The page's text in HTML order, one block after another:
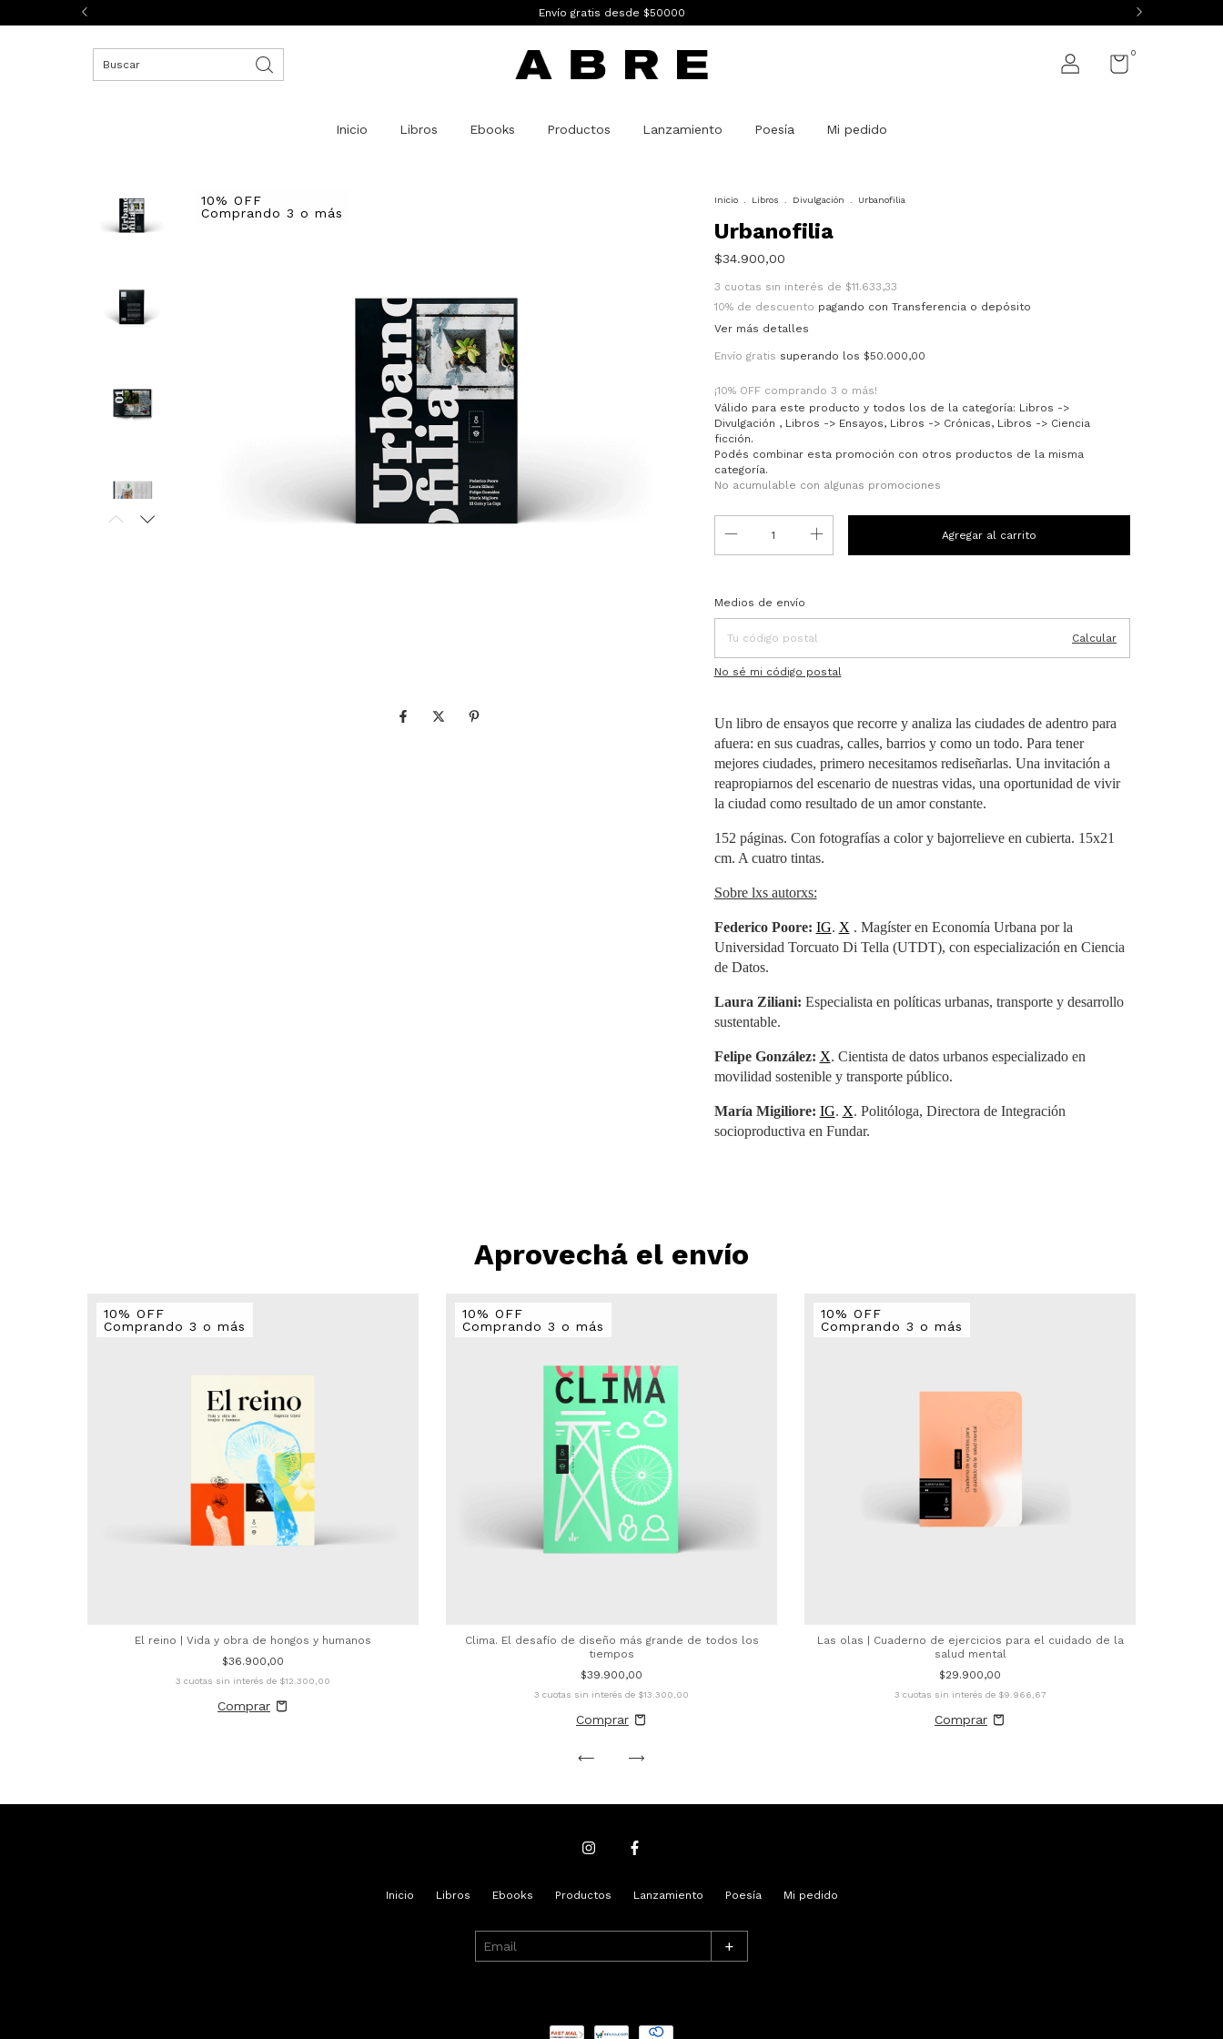
Envío gratis desde $50000
0
Inicio Libros Ebooks Productos Lanzamiento Poesía Mi pedido
10% OFF
Comprando 3 o más
Inicio Libros Divulgación Urbanofilia
Urbanofilia
$34.900,00
3 cuotas sin interés de $11.633,33
10% de descuento pagando con Transferencia o depósito
Ver más detalles
Envío gratis superando los $50.000,00
¡10% OFF comprando 3 o más!
Válido para este producto y todos los de la categoría: Libros ->
Divulgación , Libros -> Ensayos, Libros -> Crónicas, Libros -> Ciencia
ficción.
Podés combinar esta promoción con otros productos de la misma
categoría.
No acumulable con algunas promociones
Entregas para el CP:
Medios de envío
Calcular
No sé mi código postal
Un libro de ensayos que recorre y analiza las ciudades de adentro para
afuera: en sus cuadras, calles, barrios y como un todo. Para tener
mejores ciudades, primero necesitamos rediseñarlas. Una invitación a
reapropiarnos del escenario de nuestras vidas, una oportunidad de vivir
la ciudad como resultado de un amor constante.
152 páginas. Con fotografías a color y bajorrelieve en cubierta. 15x21
cm. A cuatro tintas.
Sobre lxs autorxs:
Federico Poore: IG. X . Magíster en Economía Urbana por la
Universidad Torcuato Di Tella (UTDT), con especialización en Ciencia
de Datos.
Laura Ziliani: Especialista en políticas urbanas, transporte y desarrollo
sustentable.
Felipe González: X. Cientista de datos urbanos especializado en
movilidad sostenible y transporte público.
María Migiliore: IG. X. Politóloga, Directora de Integración
socioproductiva en Fundar.
Aprovechá el envío
10% OFF
Comprando 3 o más
El reino | Vida y obra de hongos y humanos
$36.900,00
3 cuotas sin interés de $12.300,00
10% OFF
Comprando 3 o más
Clima. El desafío de diseño más grande de todos los
tiempos
$39.900,00
3 cuotas sin interés de $13.300,00
10% OFF
Comprando 3 o más
Las olas | Cuaderno de ejercicios para el cuidado de la
salud mental
$29.900,00
3 cuotas sin interés de $9.966,67
Inicio Libros Ebooks Productos Lanzamiento Poesía Mi pedido
+